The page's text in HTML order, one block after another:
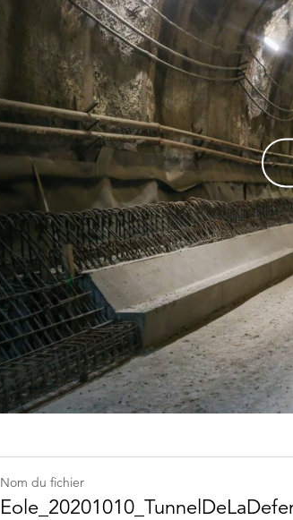
Nom du fichier